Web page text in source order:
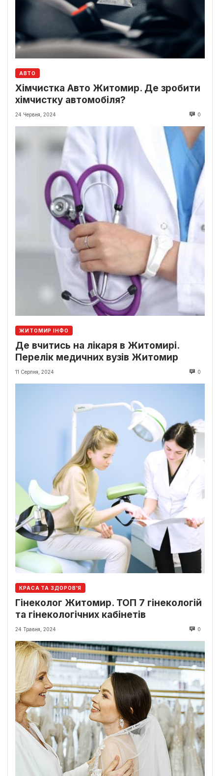
АВТО
Хімчистка Авто Житомир. Де зробити
хімчистку автомобіля?
24 Червня, 2024 0
ЖИТОМИР ІНФО
Де вчитись на лікаря в Житомирі.
Перелік медичних вузів Житомир
11 Серпня, 2024 0
КРАСА ТА ЗДОРОВ'Я
Гінеколог Житомир. ТОП 7 гінекологій
та гінекологічних кабінетів
24 Травня, 2024 0